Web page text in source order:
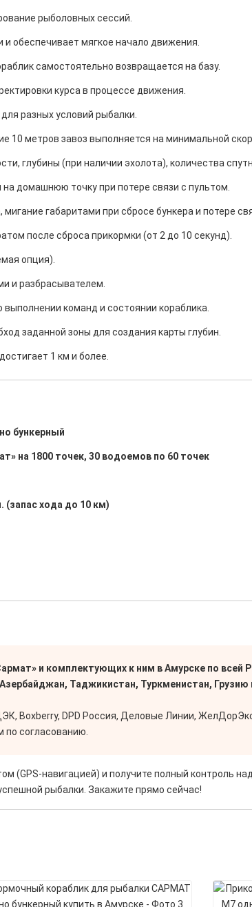
рыболовных сессий.
обеспечивает мягкое начало движения.
самостоятельно возвращается на базу.
курса в процессе движения.
разных условий рыбалки.
10 метров завоз выполняется на минимальной
глубины (при наличии эхолота), количества
домашнюю точку при потере связи с пультом.
габаритами при сбросе бункера и потере
после сброса прикормки (от 2 до 10 секунд).
опция).
и разбрасывателем.
команд и состоянии кораблика.
заданной зоны для создания карты глубин.
1 км и более.
бункерный
на 1800 точек, 30 водоемов по 60 точек
(запас хода до 10 км)
и комплектующих к ним в Амурске по всей
Таджикистан, Туркменистан, Грузию
Boxberry, DPD Россия, Деловые Линии,
согласованию.
(GPS-навигацией) и получите полный контроль
рыбалки. Закажите прямо сейчас!